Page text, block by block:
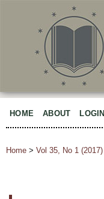
HOME ABOUT LOGIN
Home > Vol 35, No 1 (2017)